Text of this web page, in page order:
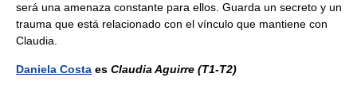
será una amenaza constante para ellos. Guarda un secreto y un
trauma que está relacionado con el vínculo que mantiene con
Claudia.
Daniela Costa es Claudia Aguirre (T1-T2)